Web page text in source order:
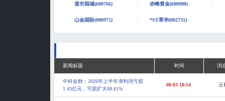
退市园城(600766) 赤峰黄金(600988)
山金国际(000975) *ST萃华(002731)
新闻标题 时间 消
中科金财：2026年上半年净利润亏损
1.43亿元，亏损扩大68.61%
08-03 18:54 云